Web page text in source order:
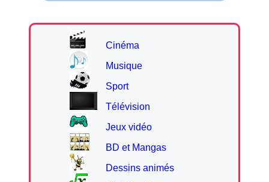
Cinéma
Musique
Sport
Télévision
Jeux vidéo
BD et Mangas
Dessins animés